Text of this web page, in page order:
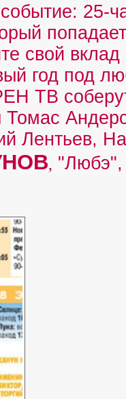
25-
свой
год под
ТВ
Лентьев,
, "Любэ",